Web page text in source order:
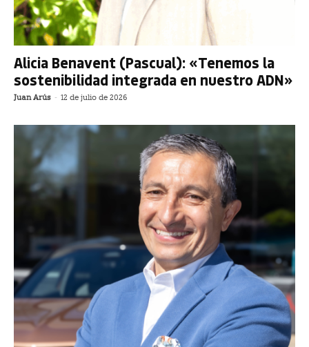
Alicia Benavent (Pascual): «Tenemos la
sostenibilidad integrada en nuestro ADN»
Juan Arús - 12 de julio de 2026